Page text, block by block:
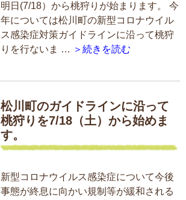
明日(7/18）から桃狩りが始まります。 今
年については松川町の新型コロナウイル
ス感染症対策ガイドラインに沿って桃狩
りを行ないま … ＞続きを読む
松川町のガイドラインに沿って
桃狩りを7/18（土）から始めま
す。
新型コロナウイルス感染症について今後
事態が終息に向かい規制等が緩和される